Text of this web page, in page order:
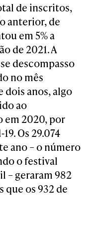
de inscritos,
anterior, de
em 5% a
de 2021. A
descompasso
no mês
dois anos, algo
ao
em 2020, por
Os 29.074
ano – o número
o festival
– geraram 982
que os 932 de